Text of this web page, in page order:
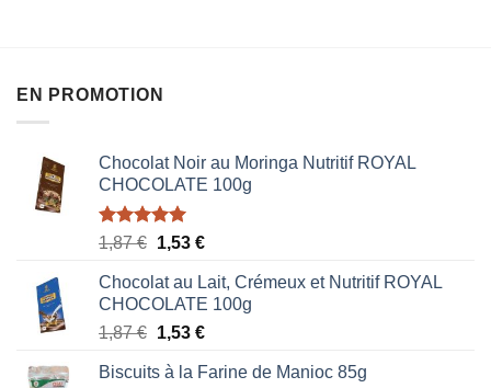
EN PROMOTION
Chocolat Noir au Moringa Nutritif ROYAL
CHOCOLATE 100g
Note5.00
1,87€ Le
initial
était :
1,87 €.
1,53 €Le
actuel
est :
1,53 €.
Chocolat au Lait, Crémeux et Nutritif ROYAL
CHOCOLATE 100g
1,87€ Le
initial
1,53 €Le
actuel
Biscuits à la Farine de Manioc 85g